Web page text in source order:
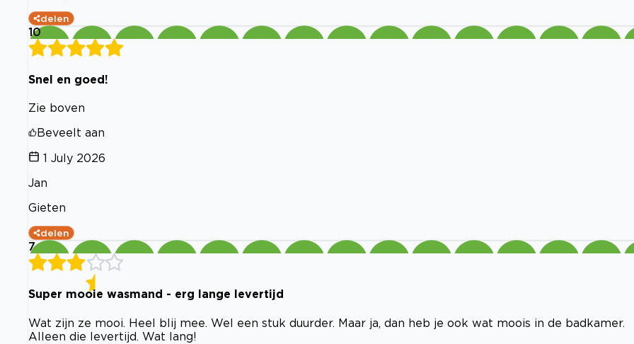
delen
10
Snel en goed!
Zie boven
Beveelt aan
1 July 2026
Jan
Gieten
delen
7
Super mooie wasmand - erg lange levertijd
Wat zijn ze mooi. Heel blij mee. Wel een stuk duurder. Maar ja, dan heb je ook wat moois in de badkamer.
Alleen die levertijd. Wat lang!